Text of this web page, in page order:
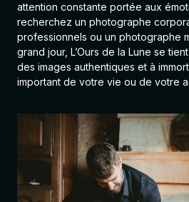
attention constante portée aux
recherchez un photographe
professionnels ou un photographe
grand jour, L’Ours de la Lune se
des images authentiques et à
important de votre vie ou de votre